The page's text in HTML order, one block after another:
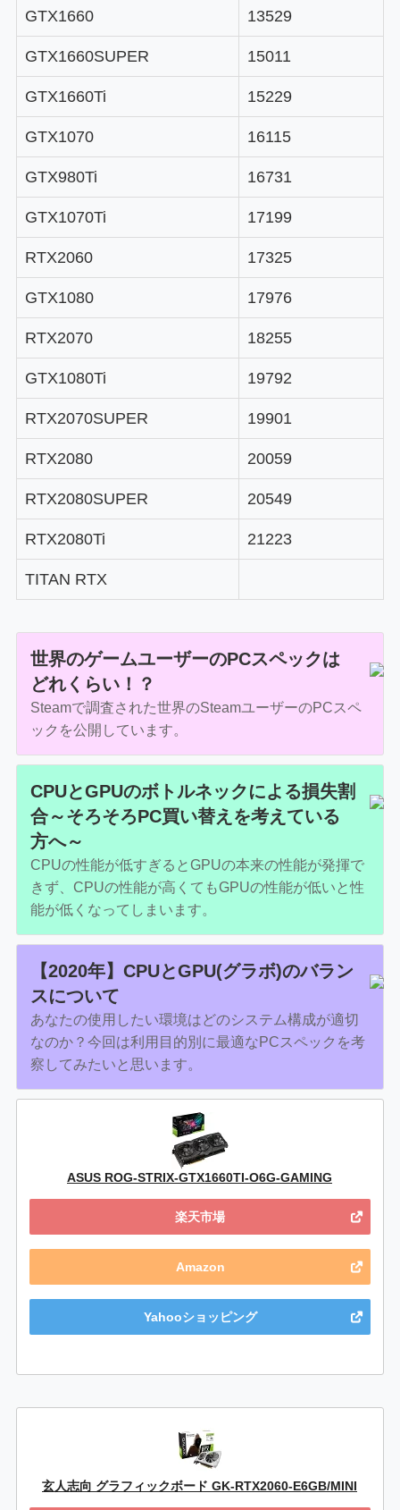
GTX1660 13529
GTX1660SUPER 15011
GTX1660Ti 15229
GTX1070 16115
GTX980Ti 16731
GTX1070Ti 17199
RTX2060 17325
GTX1080 17976
RTX2070 18255
GTX1080Ti 19792
RTX2070SUPER 19901
RTX2080 20059
RTX2080SUPER 20549
RTX2080Ti 21223
TITAN RTX
世界のゲームユーザーのPCスペックは
どれくらい！？
Steamで調査された世界のSteamユーザーのPCスペ
ックを公開しています。
CPUとGPUのボトルネックによる損失割
合～そろそろPC買い替えを考えている
方へ～
CPUの性能が低すぎるとGPUの本来の性能が発揮で
きず、CPUの性能が高くてもGPUの性能が低いと性
能が低くなってしまいます。
【2020年】CPUとGPU(グラボ)のバラン
スについて
あなたの使用したい環境はどのシステム構成が適切
なのか？今回は利用目的別に最適なPCスペックを考
察してみたいと思います。
ASUS ROG-STRIX-GTX1660TI-O6G-GAMING
楽天市場
Amazon
Yahooショッピング
玄人志向 グラフィックボード GK-RTX2060-E6GB/MINI